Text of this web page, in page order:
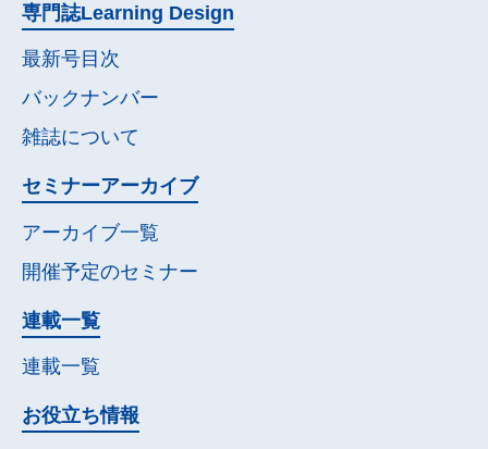
専門誌Learning Design
最新号目次
バックナンバー
雑誌について
セミナーアーカイブ
アーカイブ一覧
開催予定のセミナー
連載一覧
連載一覧
お役立ち情報